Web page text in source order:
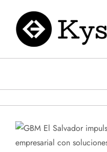
contenido
Kysm radio
Kysm Radio